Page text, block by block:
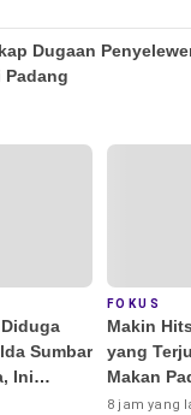
Dugaan
Sumbar
Ini
FOKUS
Makin
yang
Makan
Teguh
8 jam yang